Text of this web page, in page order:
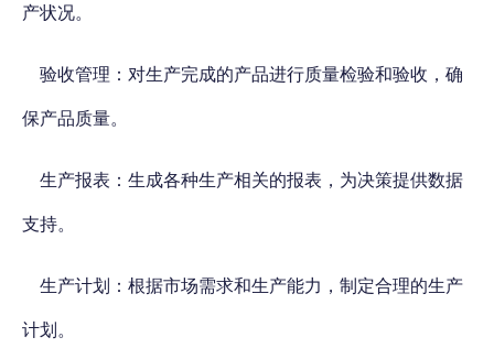
产状况。
验收管理：对生产完成的产品进行质量检验和验收，确
保产品质量。
生产报表：生成各种生产相关的报表，为决策提供数据
支持。
生产计划：根据市场需求和生产能力，制定合理的生产
计划。